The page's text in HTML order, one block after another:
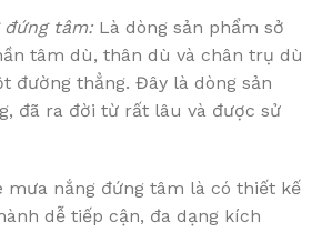
đứng tâm: Là dòng sản phẩm sở
tâm dù, thân dù và chân trụ dù
đường thẳng. Đây là dòng sản
đã ra đời từ rất lâu và được sử
mưa nắng đứng tâm là có thiết kế
dễ tiếp cận, đa dạng kích